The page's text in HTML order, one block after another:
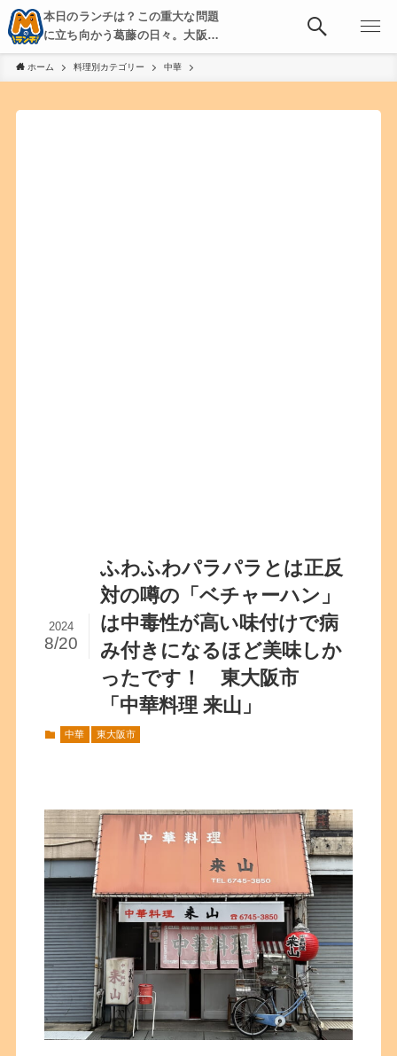
本日のランチは？この重大な問題
に立ち向かう葛藤の日々。大阪・
京都・神戸を中心とした食べ歩
き、飲み歩きを綴る。
ホーム 料理別カテゴリー 中華
ふわふわパラパラとは正反
対の噂の「ベチャーハン」
は中毒性が高い味付けで病
み付きになるほど美味しか
ったです！ 東大阪市
「中華料理 来山」
2024
8/20
中華 東大阪市